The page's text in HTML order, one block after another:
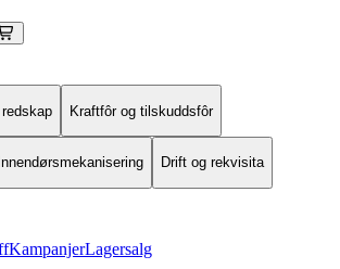
Kraftfôr og tilskuddsfôr
Innendørsmekanisering Drift og rekvisita
KampanjerLagersalg